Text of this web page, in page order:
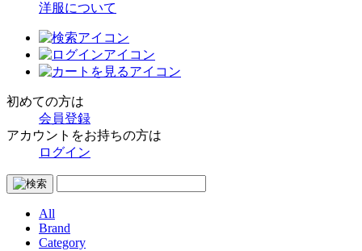
洋服について
初めての方は
会員登録
アカウントをお持ちの方は
ログイン
All
Brand
Category